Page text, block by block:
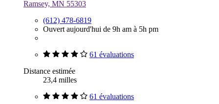
Ramsey, MN 55303
(612) 478-6819
Ouvert aujourd'hui de 9h am à 5h pm
61 évaluations
Distance estimée
23,4 milles
61 évaluations